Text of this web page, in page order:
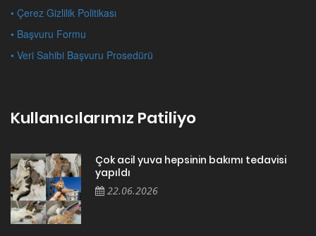
• Çerez Gizlilik Politikası
• Başvuru Formu
• Veri Sahibi Başvuru Prosedürü
Kullanıcılarımız Patiliyo
Çok acil yuva hepsinin bakımı tedavisi
yapıldı
22.06.2026